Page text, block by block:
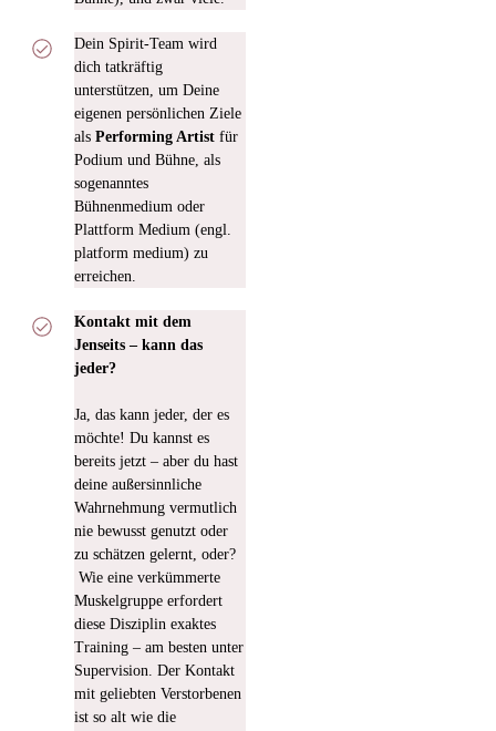
Dein Spirit-Team wird
dich tatkräftig
unterstützen, um Deine
eigenen persönlichen Ziele
als Performing Artist für
Podium und Bühne, als
sogenanntes
Bühnenmedium oder
Plattform Medium (engl.
platform medium) zu
erreichen.
Kontakt mit dem
Jenseits – kann das
jeder?
Ja, das kann jeder, der es
möchte! Du kannst es
bereits jetzt – aber du hast
deine außersinnliche
Wahrnehmung vermutlich
nie bewusst genutzt oder
zu schätzen gelernt, oder?
Wie eine verkümmerte
Muskelgruppe erfordert
diese Disziplin exaktes
Training – am besten unter
Supervision. Der Kontakt
mit geliebten Verstorbenen
ist so alt wie die